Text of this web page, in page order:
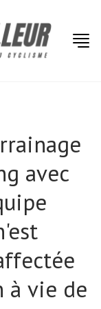
avec
à vie de